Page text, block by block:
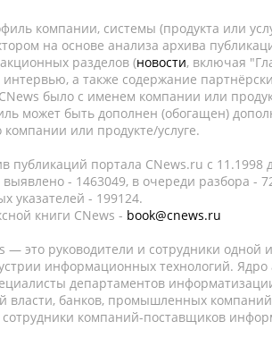
компании, системы (продукта или
на основе анализа архива
разделов (новости, включая
а также содержание
было с именем компании или
может быть дополнен (обогащен)
или продукте/услуге.
публикаций портала CNews.ru c 11.1998
- 1463049, в очереди разбора -
указателей - 199124.
книги CNews - book@cnews.ru
— это руководители и сотрудники
информационных технологий.
департаментов
власти, банков, промышленных
компаний-поставщиков